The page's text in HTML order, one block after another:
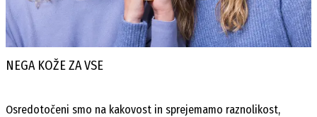
NEGA KOŽE ZA VSE
Osredotočeni smo na kakovost in sprejemamo raznolikost,